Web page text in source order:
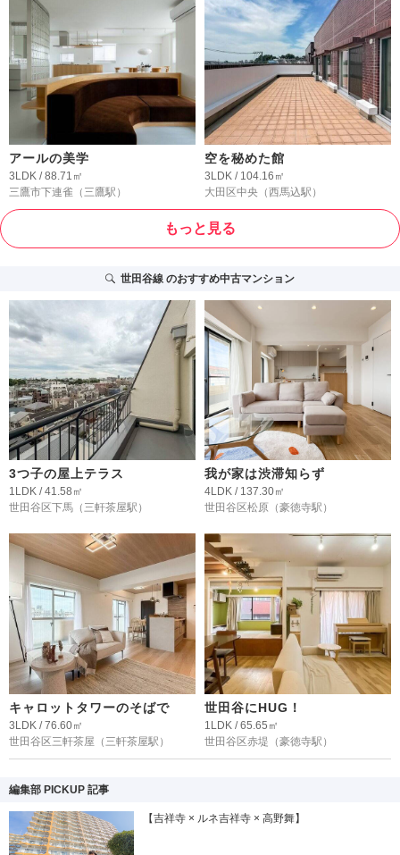
アールの美学
3LDK / 88.71㎡
三鷹市下連雀 （三鷹駅）
空を秘めた館
3LDK / 104.16㎡
大田区中央 （西馬込駅）
もっと見る
世田谷線のおすすめ中古マンション
3つ子の屋上テラス
1LDK / 41.58㎡
世田谷区下馬 （三軒茶屋駅）
我が家は渋滞知らず
4LDK / 137.30㎡
世田谷区松原 （豪徳寺駅）
キャロットタワーのそばで
3LDK / 76.60㎡
世田谷区三軒茶屋 （三軒茶屋駅）
世田谷にHUG！
1LDK / 65.65㎡
世田谷区赤堤 （豪徳寺駅）
編集部 PICKUP 記事
【吉祥寺 × ルネ吉祥寺 × 高野舞】